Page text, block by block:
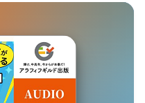
・Audible出版をリリ
ド出版を設立し、才能
年の輩出に尽力する。
開花、自己啓発、成